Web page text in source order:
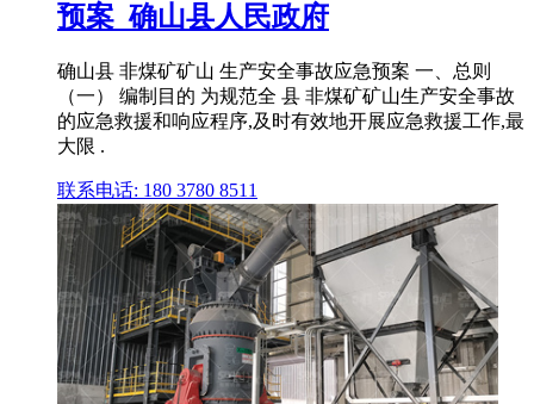
预案_确山县人民政府
确山县 非煤矿矿山 生产安全事故应急预案 一、总则
（一） 编制目的 为规范全 县 非煤矿矿山生产安全事故
的应急救援和响应程序,及时有效地开展应急救援工作,最
大限 .
联系电话: 180 3780 8511